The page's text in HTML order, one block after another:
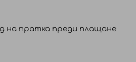
на пратка преди плащане